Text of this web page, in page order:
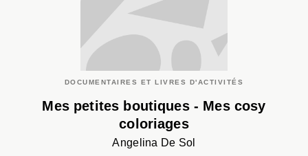
DOCUMENTAIRES ET LIVRES D'ACTIVITÉS
Mes petites boutiques - Mes cosy
coloriages
Angelina De Sol